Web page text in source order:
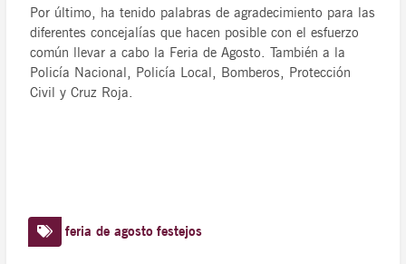
Por último, ha tenido palabras de agradecimiento para las
diferentes concejalías que hacen posible con el esfuerzo
común llevar a cabo la Feria de Agosto. También a la
Policía Nacional, Policía Local, Bomberos, Protección
Civil y Cruz Roja.
feria de agosto festejos